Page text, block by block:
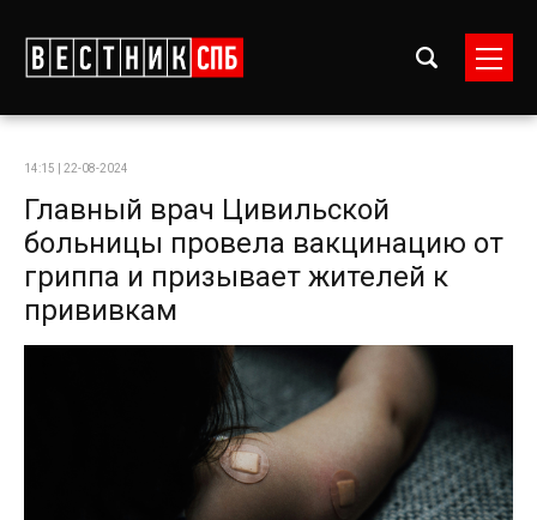
14:15 | 22-08-2024
Главный врач Цивильской
больницы провела вакцинацию от
гриппа и призывает жителей к
прививкам